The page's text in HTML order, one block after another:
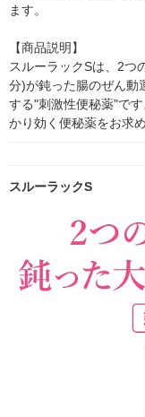
ます。
【商品説明】
スルーラックSは、2つ
分)が鈍った腸のぜん動
する"刺激性便秘薬"で
かり効く便秘薬をお求
スルーラックS